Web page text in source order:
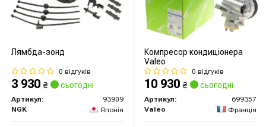
Лямбда-зонд
0 відгуків
3 930 ₴ сьогодні
Артикул:
93909
NGK
Японія
Компресор кондиціонера
Valeo
0 відгуків
10 930 ₴ сьогодні
Артикул:
699357
Valeo
Франція